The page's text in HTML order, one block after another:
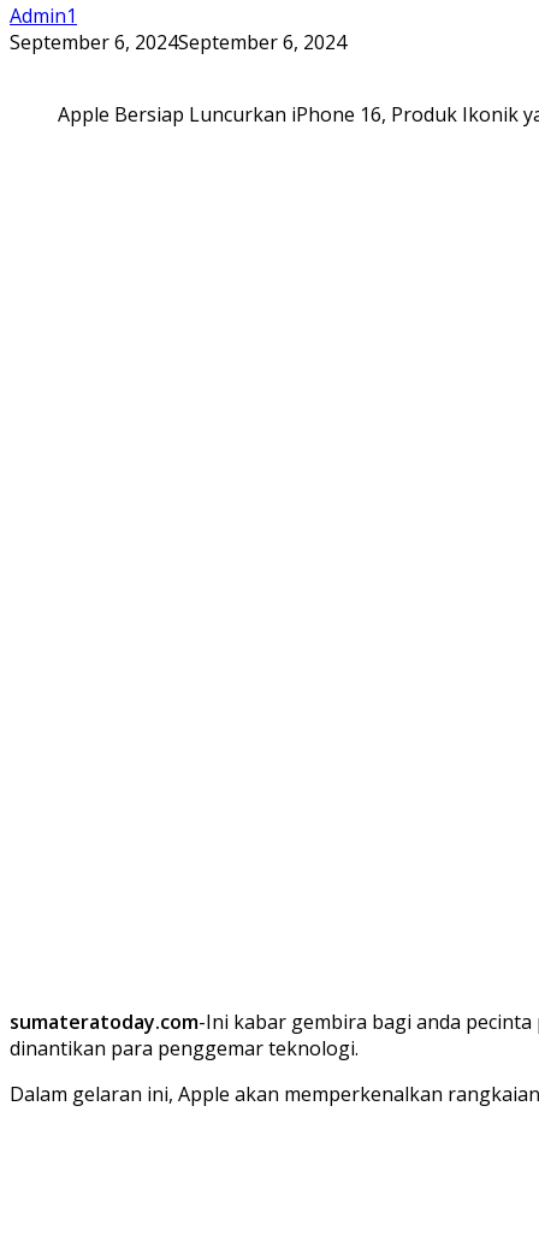
Admin1
September 6, 2024September 6, 2024
Apple Bersiap Luncurkan iPhone 16, Produk Ikonik
sumateratoday.com-Ini kabar gembira bagi anda
dinantikan para penggemar teknologi.
Dalam gelaran ini, Apple akan memperkenalkan